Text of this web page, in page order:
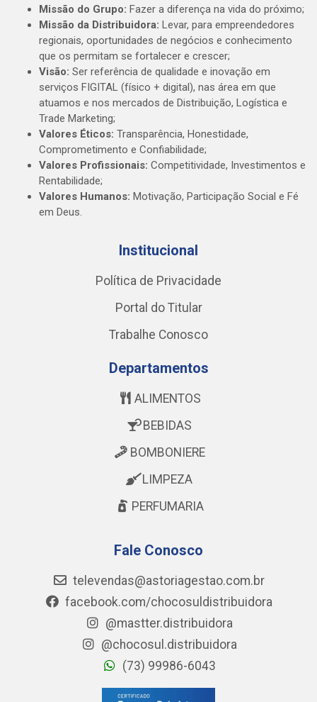
Missão do Grupo: Fazer a diferença na vida do próximo;
Missão da Distribuidora: Levar, para empreendedores
regionais, oportunidades de negócios e conhecimento
que os permitam se fortalecer e crescer;
Visão: Ser referência de qualidade e inovação em
serviços FIGITAL (físico + digital), nas área em que
atuamos e nos mercados de Distribuição, Logística e
Trade Marketing;
Valores Éticos: Transparência, Honestidade,
Comprometimento e Confiabilidade;
Valores Profissionais: Competitividade, Investimentos e
Rentabilidade;
Valores Humanos: Motivação, Participação Social e Fé
em Deus.
Institucional
Política de Privacidade
Portal do Titular
Trabalhe Conosco
Departamentos
ALIMENTOS
BEBIDAS
BOMBONIERE
LIMPEZA
PERFUMARIA
Fale Conosco
televendas@astoriagestao.com.br
facebook.com/chocosuldistribuidora
@mastter.distribuidora
@chocosul.distribuidora
(73) 99986-6043